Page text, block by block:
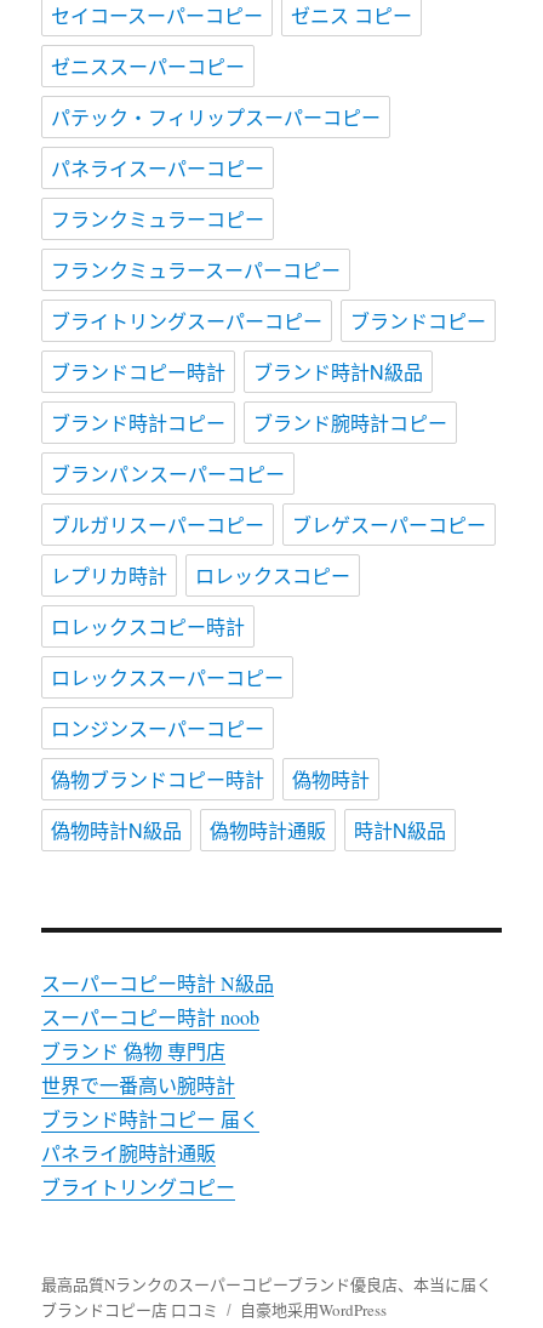
セイコースーパーコピー
ゼニス コピー
ゼニススーパーコピー
パテック・フィリップスーパーコピー
パネライスーパーコピー
フランクミュラーコピー
フランクミュラースーパーコピー
ブライトリングスーパーコピー
ブランドコピー
ブランドコピー時計
ブランド時計N級品
ブランド時計コピー
ブランド腕時計コピー
ブランパンスーパーコピー
ブルガリスーパーコピー
ブレゲスーパーコピー
レプリカ時計
ロレックスコピー
ロレックスコピー時計
ロレックススーパーコピー
ロンジンスーパーコピー
偽物ブランドコピー時計
偽物時計
偽物時計N級品
偽物時計通販 時計N級品
スーパーコピー時計 N級品
スーパーコピー時計 noob
ブランド 偽物 専門店
世界で一番高い腕時計
ブランド時計コピー 届く
パネライ腕時計通販
ブライトリングコピー
最高品質Nランクのスーパーコピーブランド優良店、本当に届く
ブランドコピー店 口コミ
自豪地采用WordPress